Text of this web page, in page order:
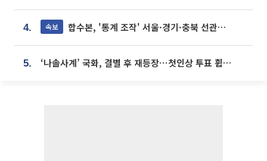
4. 속보 합수본, '통계 조작' 서울·경기·충북 선관위 등 추가 압수수색
5. ‘나솔사계’ 국화, 결별 후 재등장⋯첫인상 투표 휩쓸고 ‘인기녀’ 등극